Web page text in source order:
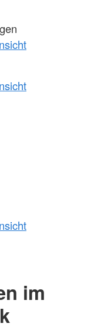
im